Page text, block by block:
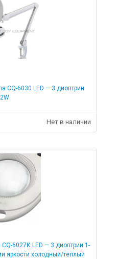
CQ-6030 LED — 3 диоптрии
Нет в наличии
6027К LED — 3 диоптрии 1-
яркости холодный/теплый